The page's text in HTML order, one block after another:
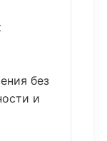
без
и